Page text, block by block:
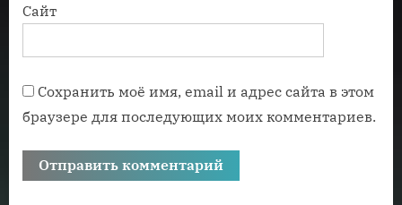
Сайт
Сохранить моё имя, email и адрес сайта в этом
браузере для последующих моих комментариев.